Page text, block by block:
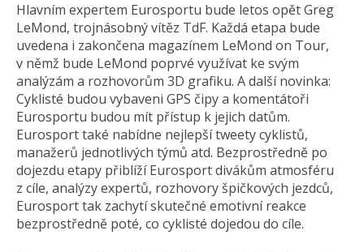
Hlavním expertem Eurosportu bude letos opět Greg
LeMond, trojnásobný vítěz TdF. Každá etapa bude
uvedena i zakončena magazínem LeMond on Tour,
v němž bude LeMond poprvé využívat ke svým
analýzám a rozhovorům 3D grafiku. A další novinka:
Cyklisté budou vybaveni GPS čipy a komentátoři
Eurosportu budou mít přístup k jejich datům.
Eurosport také nabídne nejlepší tweety cyklistů,
manažerů jednotlivých týmů atd. Bezprostředně po
dojezdu etapy přiblíží Eurosport divákům atmosféru
z cíle, analýzy expertů, rozhovory špičkových jezdců,
Eurosport tak zachytí skutečné emotivní reakce
bezprostředně poté, co cyklisté dojedou do cíle.